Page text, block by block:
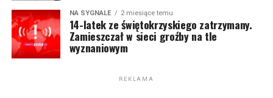
NA SYGNALE 2 miesiące temu
14-latek ze świętokrzyskiego zatrzymany.
Zamieszczał w sieci groźby na tle
wyznaniowym
REKLAMA